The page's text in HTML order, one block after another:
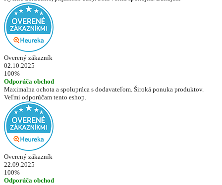
Overený zákazník
02.10.2025
100%
Odporúča obchod
Maximalna ochota a spolupráca s dodavateľom. Široká ponuka produktov.
Veľmi odporúčam tento eshop.
Overený zákazník
22.09.2025
100%
Odporúča obchod